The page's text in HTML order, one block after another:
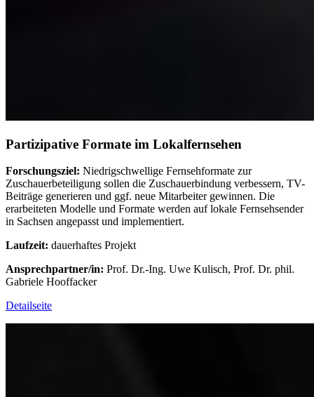
Partizipative Formate im Lokalfernsehen
Forschungsziel: Niedrigschwellige Fernsehformate zur
Zuschauerbeteiligung sollen die Zuschauerbindung verbessern, TV-
Beiträge generieren und ggf. neue Mitarbeiter gewinnen. Die
erarbeiteten Modelle und Formate werden auf lokale Fernsehsender
in Sachsen angepasst und implementiert.
Laufzeit: dauerhaftes Projekt
Ansprechpartner/in: Prof. Dr.-Ing. Uwe Kulisch, Prof. Dr. phil.
Gabriele Hooffacker
Detailseite